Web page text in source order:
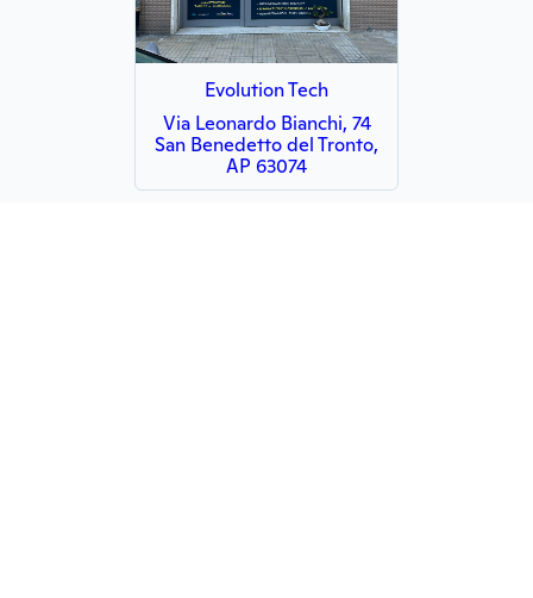
Evolution Tech
Via Leonardo Bianchi, 74
San Benedetto del Tronto,
AP 63074